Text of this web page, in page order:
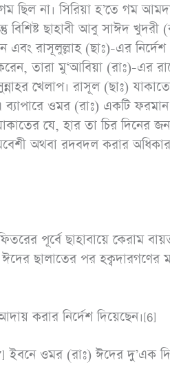
ছিল না। সিরিয়া হ’তে গম
বিশিষ্ট ছাহাবী আবু সাঈদ খুদরী
এবং রাসূলুল্লাহ (ছাঃ)-এর
তারা মু‘আবিয়া (রাঃ)-এর
খেলাপ। রাসূল (ছাঃ)
ওমর (রাঃ) একটি
যে, হার তা চির দিনের
অথবা রদবদল করার
পূর্বে ছাহাবায়ে কেরাম
ছালাতের পর হক্বদারগণের
করার নির্দেশ দিয়েছেন।[6]
ইবনে ওমর (রাঃ) ঈদের দু’এক
রামাযান ও ছিয়াম
ডাউনলোড করুন